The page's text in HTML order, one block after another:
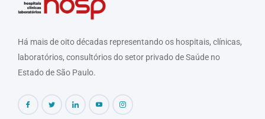
Há mais de oito décadas representando os hospitais, clínicas,
laboratórios, consultórios do setor privado de Saúde no
Estado de São Paulo.